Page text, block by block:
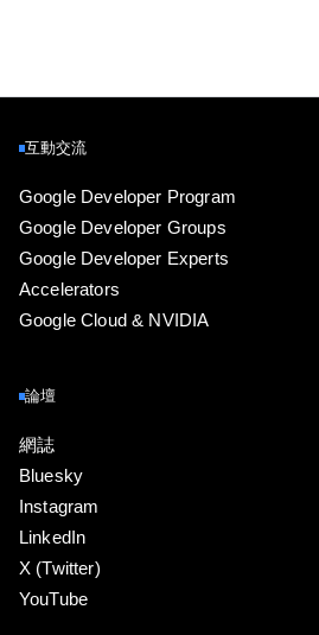
互動交流
Google Developer Program
Google Developer Groups
Google Developer Experts
Accelerators
Google Cloud & NVIDIA
論壇
網誌
Bluesky
Instagram
LinkedIn
X (Twitter)
YouTube